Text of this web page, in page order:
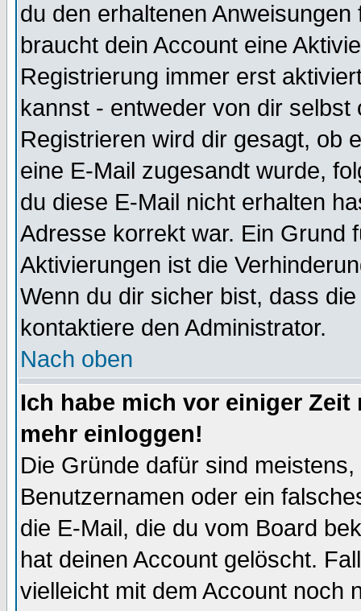
du den erhaltenen
braucht dein Account eine
Registrierung immer erst
kannst - entweder von dir selbst
Registrieren wird dir gesagt, ob
eine E-Mail zugesandt wurde,
du diese E-Mail nicht erhalten
Adresse korrekt war. Ein Grund
Aktivierungen ist die
Wenn du dir sicher bist, dass
kontaktiere den Administrator.
Nach oben
Ich habe mich vor einiger
mehr einloggen!
Die Gründe dafür sind
Benutzernamen oder ein
die E-Mail, die du vom Board
hat deinen Account gelöscht.
vielleicht mit dem Account noch